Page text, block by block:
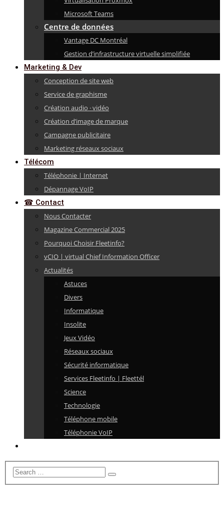
Microsoft Teams
Centre de données
Vantage DC Montréal
Gestion d’infrastructure virtuelle simplifiée
Marketing & Dev
Conception de site web
Service de graphisme
Création audio · vidéo
Création d’image de marque
Campagne publicitaire
Marketing réseaux sociaux
Télécom
Téléphonie | Internet
Dépannage VoIP
☎ Contact
Nous Contacter
Magazine Commercial 2025
Pourquoi Choisir Fleetinfo?
vCIO | virtual Chief Information Officer
Actualités
Astuces
Divers
Informatique
Insolite
Jeux Vidéo
Réseaux sociaux
Sécurité informatique
Services Fleetinfo | Fleettél
Science
Technologie
Téléphone mobile
Téléphonie VoIP